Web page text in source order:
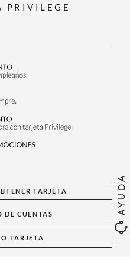
AYUDA
PRIVILEGE
TARJETA
DE CUENTAS
TARJETA